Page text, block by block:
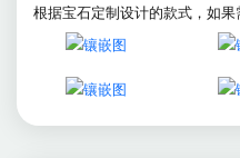
根据宝石定制设计的款式，如